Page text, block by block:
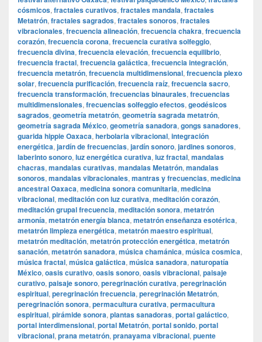
cósmicos, fractales curativos, fractales mandala, fractales
Metatrón, fractales sagrados, fractales sonoros, fractales
vibracionales, frecuencia alineación, frecuencia chakra, frecuencia
corazón, frecuencia corona, frecuencia curativa solfeggio,
frecuencia divina, frecuencia elevación, frecuencia equilibrio,
frecuencia fractal, frecuencia galáctica, frecuencia integración,
frecuencia metatrón, frecuencia multidimensional, frecuencia plexo
solar, frecuencia purificación, frecuencia raíz, frecuencia sacro,
frecuencia transformación, frecuencias binaurales, frecuencias
multidimensionales, frecuencias solfeggio efectos, geodésicos
sagrados, geometría metatrón, geometría sagrada metatrón,
geometría sagrada México, geometría sanadora, gongs sanadores,
guarida hippie Oaxaca, herbolaria vibracional, integración
energética, jardín de frecuencias, jardín sonoro, jardines sonoros,
laberinto sonoro, luz energética curativa, luz fractal, mandalas
chacras, mandalas curativas, mandalas Metatrón, mandalas
sonoros, mandalas vibracionales, mantras y frecuencias, medicina
ancestral Oaxaca, medicina sonora comunitaria, medicina
vibracional, meditación con luz curativa, meditación corazón,
meditación grupal frecuencia, meditación sonora, metatrón
armonía, metatrón energía blanca, metatrón enseñanza esotérica,
metatrón limpieza energética, metatrón maestro espiritual,
metatrón meditación, metatrón protección energética, metatrón
sanación, metatrón sanadora, música chamánica, música cosmica,
música fractal, música galáctica, música sanadora, naturopatía
México, oasis curativo, oasis sonoro, oasis vibracional, paisaje
curativo, paisaje sonoro, peregrinación curativa, peregrinación
espiritual, peregrinación frecuencia, peregrinación Metatrón,
peregrinación sonora, permacultura curativa, permacultura
espiritual, pirámide sonora, plantas sanadoras, portal galáctico,
portal interdimensional, portal Metatrón, portal sonido, portal
vibracional, prana metatrón, pranayama vibracional, puente